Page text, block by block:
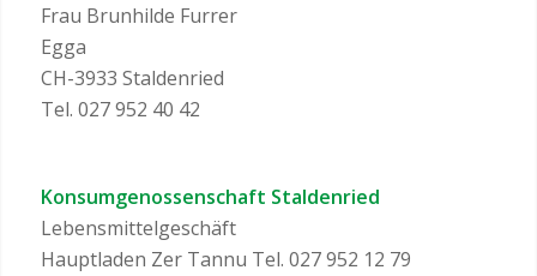
Frau Brunhilde Furrer
Egga
CH-3933 Staldenried
Tel. 027 952 40 42
Konsumgenossenschaft Staldenried
Lebensmittelgeschäft
Hauptladen Zer Tannu Tel. 027 952 12 79